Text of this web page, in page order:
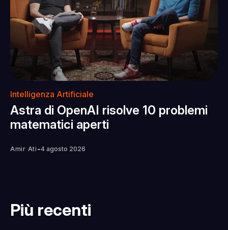
Intelligenza Artificiale
Astra di OpenAI risolve 10 problemi
matematici aperti
Amir Ati -4 agosto 2026
Più recenti